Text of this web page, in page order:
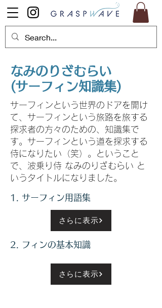
なみのりざむらい
(サーフィン知識集)
サーフィンという世界のドアを開け
て、サーフィンという旅路を旅する
探求者の方々のための、知識集で
す。サーフィンという道を探求する
侍になりたい（笑）。ということ
で、波乗り侍 なみのりざむらい と
いうタイトルになりました。
​1. サーフィン用語集
さらに表示
​2. フィンの基本知識
さらに表示